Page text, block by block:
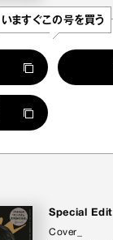
いますぐこの号を買う
Special
Cover_